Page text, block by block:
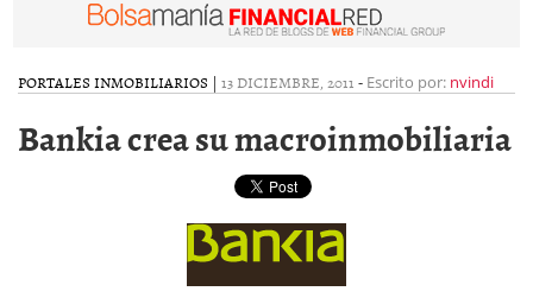
PORTALES INMOBILIARIOS | 13 DICIEMBRE, 2011 - Escrito por: nvindi
Bankia crea su macroinmobiliaria